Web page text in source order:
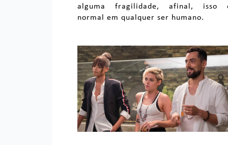
alguma fragilidade, afinal, isso
normal em qualquer ser humano.